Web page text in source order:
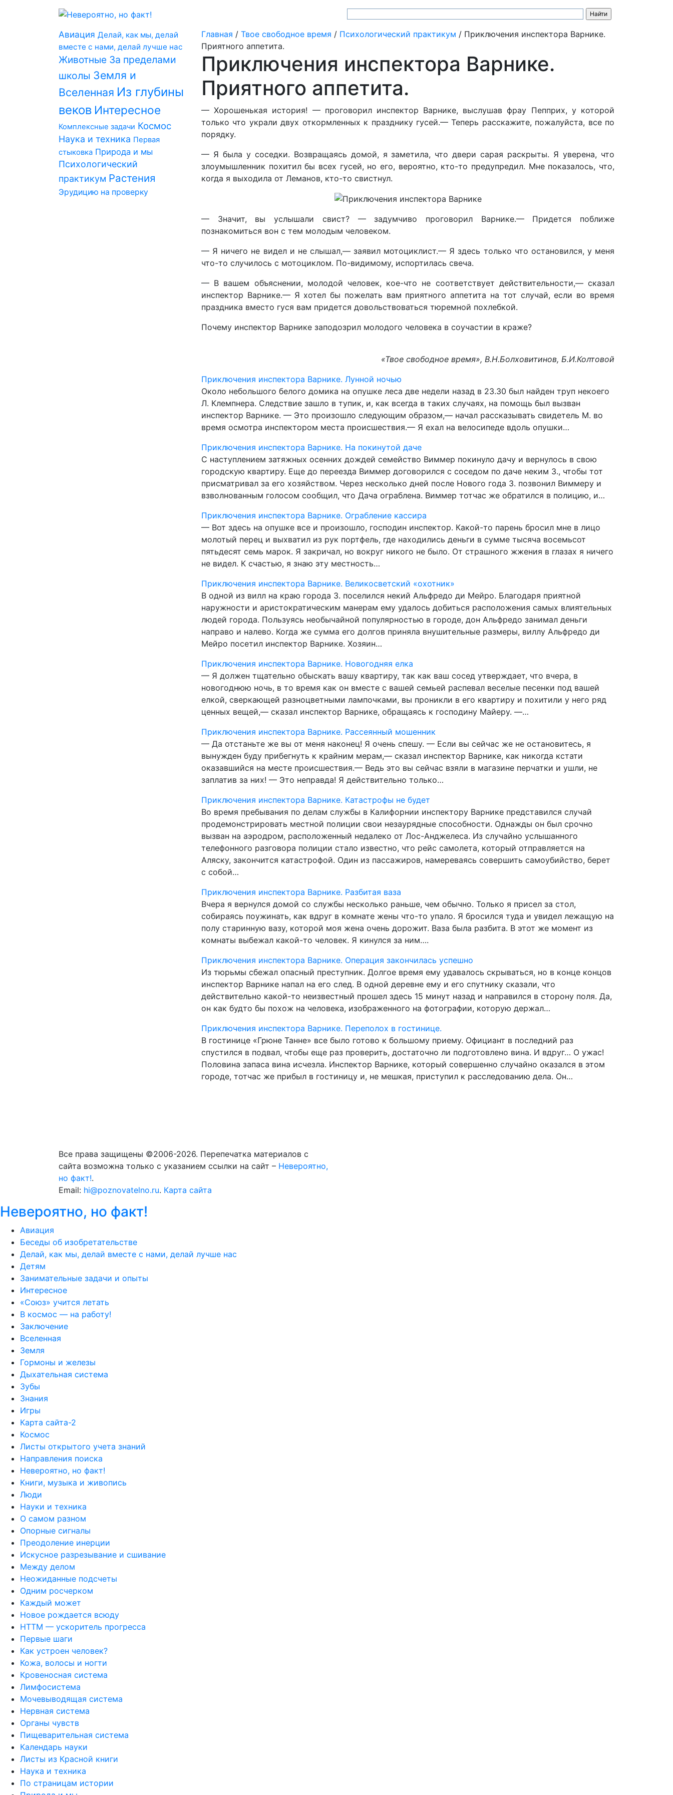
Авиация Делай, как мы, делай
вместе с нами, делай лучше нас
Животные За пределами
школы Земля и
Вселенная Из глубины
веков Интересное
Комплексные задачи Космос
Наука и техника Первая
стыковка Природа и мы
Психологический
практикум Растения
Эрудицию на проверку
Главная / Твое свободное время / Психологический практикум / Приключения инспектора Варнике.
Приятного аппетита.
Приключения инспектора Варнике.
Приятного аппетита.
— Хорошенькая история! — проговорил инспектор Варнике, выслушав фрау Пепприх, у которой
только что украли двух откормленных к празднику гусей.— Теперь расскажите, пожалуйста, все по
порядку.
— Я была у соседки. Возвращаясь домой, я заметила, что двери сарая раскрыты. Я уверена, что
злоумышленник похитил бы всех гусей, но его, вероятно, кто-то предупредил. Мне показалось, что,
когда я выходила от Леманов, кто-то свистнул.
— Значит, вы услышали свист? — задумчиво проговорил Варнике.— Придется поближе
познакомиться вон с тем молодым человеком.
— Я ничего не видел и не слышал,— заявил мотоциклист.— Я здесь только что остановился, у меня
что-то случилось с мотоциклом. По-видимому, испортилась свеча.
— В вашем объяснении, молодой человек, кое-что не соответствует действительности,— сказал
инспектор Варнике.— Я хотел бы пожелать вам приятного аппетита на тот случай, если во время
праздника вместо гуся вам придется довольствоваться тюремной похлебкой.
Почему инспектор Варнике заподозрил молодого человека в соучастии в краже?
«Твое свободное время», В.Н.Болховитинов, Б.И.Колтовой
Приключения инспектора Варнике. Лунной ночью
Около небольшого белого домика на опушке леса две недели назад в 23.30 был найден труп некоего
Л. Клемпнера. Следствие зашло в тупик, и, как всегда в таких случаях, на помощь был вызван
инспектор Варнике. — Это произошло следующим образом,— начал рассказывать свидетель М. во
время осмотра инспектором места происшествия.— Я ехал на велосипеде вдоль опушки…
Приключения инспектора Варнике. На покинутой даче
С наступлением затяжных осенних дождей семейство Виммер покинуло дачу и вернулось в свою
городскую квартиру. Еще до переезда Виммер договорился с соседом по даче неким З., чтобы тот
присматривал за его хозяйством. Через несколько дней после Нового года З. позвонил Виммеру и
взволнованным голосом сообщил, что Дача ограблена. Виммер тотчас же обратился в полицию, и…
Приключения инспектора Варнике. Ограбление кассира
— Вот здесь на опушке все и произошло, господин инспектор. Какой-то парень бросил мне в лицо
молотый перец и выхватил из рук портфель, где находились деньги в сумме тысяча восемьсот
пятьдесят семь марок. Я закричал, но вокруг никого не было. От страшного жжения в глазах я ничего
не видел. К счастью, я знаю эту местность…
Приключения инспектора Варнике. Великосветский «охотник»
В одной из вилл на краю города 3. поселился некий Альфредо ди Мейро. Благодаря приятной
наружности и аристократическим манерам ему удалось добиться расположения самых влиятельных
людей города. Пользуясь необычайной популярностью в городе, дон Альфредо занимал деньги
направо и налево. Когда же сумма его долгов приняла внушительные размеры, виллу Альфредо ди
Мейро посетил инспектор Варнике. Хозяин…
Приключения инспектора Варнике. Новогодняя елка
— Я должен тщательно обыскать вашу квартиру, так как ваш сосед утверждает, что вчера, в
новогоднюю ночь, в то время как он вместе с вашей семьей распевал веселые песенки под вашей
елкой, сверкающей разноцветными лампочками, вы проникли в его квартиру и похитили у него ряд
ценных вещей,— сказал инспектор Варнике, обращаясь к господину Майеру. —…
Приключения инспектора Варнике. Рассеянный мошенник
— Да отстаньте же вы от меня наконец! Я очень спешу. — Если вы сейчас же не остановитесь, я
вынужден буду прибегнуть к крайним мерам,— сказал инспектор Варнике, как никогда кстати
оказавшийся на месте происшествия.— Ведь это вы сейчас взяли в магазине перчатки и ушли, не
заплатив за них! — Это неправда! Я действительно только…
Приключения инспектора Варнике. Катастрофы не будет
Во время пребывания по делам службы в Калифорнии инспектору Варнике представился случай
продемонстрировать местной полиции свои незаурядные способности. Однажды он был срочно
вызван на аэродром, расположенный недалеко от Лос-Анджелеса. Из случайно услышанного
телефонного разговора полиции стало известно, что рейс самолета, который отправляется на
Аляску, закончится катастрофой. Один из пассажиров, намереваясь совершить самоубийство, берет
с собой…
Приключения инспектора Варнике. Разбитая ваза
Вчера я вернулся домой со службы несколько раньше, чем обычно. Только я присел за стол,
собираясь поужинать, как вдруг в комнате жены что-то упало. Я бросился туда и увидел лежащую на
полу старинную вазу, которой моя жена очень дорожит. Ваза была разбита. В этот же момент из
комнаты выбежал какой-то человек. Я кинулся за ним….
Приключения инспектора Варнике. Операция закончилась успешно
Из тюрьмы сбежал опасный преступник. Долгое время ему удавалось скрываться, но в конце концов
инспектор Варнике напал на его след. В одной деревне ему и его спутнику сказали, что
действительно какой-то неизвестный прошел здесь 15 минут назад и направился в сторону поля. Да,
он как будто бы похож на человека, изображенного на фотографии, которую держал…
Приключения инспектора Варнике. Переполох в гостинице.
В гостинице «Грюне Танне» все было готово к большому приему. Официант в последний раз
спустился в подвал, чтобы еще раз проверить, достаточно ли подготовлено вина. И вдруг… О ужас!
Половина запаса вина исчезла. Инспектор Варнике, который совершенно случайно оказался в этом
городе, тотчас же прибыл в гостиницу и, не мешкая, приступил к расследованию дела. Он…
Все права защищены ©2006-2026. Перепечатка материалов с
сайта возможна только с указанием ссылки на сайт – Невероятно,
но факт!.
Email: hi@poznovatelno.ru. Карта сайта
Невероятно, но факт!
Авиация
Беседы об изобретательстве
Делай, как мы, делай вместе с нами, делай лучше нас
Детям
Занимательные задачи и опыты
Интересное
«Союз» учится летать
В космос — на работу!
Заключение
Вселенная
Земля
Гормоны и железы
Дыхательная система
Зубы
Знания
Игры
Карта сайта-2
Космос
Листы открытого учета знаний
Направления поиска
Невероятно, но факт!
Книги, музыка и живопись
Люди
Науки и техника
О самом разном
Опорные сигналы
Преодоление инерции
Искусное разрезывание и сшивание
Между делом
Неожиданные подсчеты
Одним росчерком
Каждый может
Новое рождается всюду
НТТМ — ускоритель прогресса
Первые шаги
Как устроен человек?
Кожа, волосы и ногти
Кровеносная система
Лимфосистема
Мочевыводящая система
Нервная система
Органы чувств
Пищеварительная система
Календарь науки
Листы из Красной книги
Наука и техника
По страницам истории